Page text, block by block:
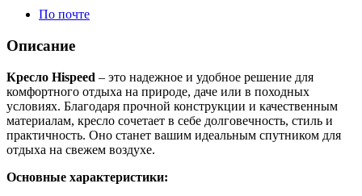
По почте
Описание
Кресло Hispeed – это надежное и удобное решение для
комфортного отдыха на природе, даче или в походных
условиях. Благодаря прочной конструкции и качественным
материалам, кресло сочетает в себе долговечность, стиль и
практичность. Оно станет вашим идеальным спутником для
отдыха на свежем воздухе.
Основные характеристики: